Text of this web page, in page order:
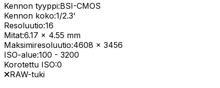
Kennon tyyppi:BSI-CMOS
Kennon koko:1/2.3'
Resoluutio:16
Mitat:6.17 x 4.55 mm
Maksimiresoluutio:4608 x 3456
ISO-alue:100 - 3200
Korotettu ISO:0
RAW-tuki